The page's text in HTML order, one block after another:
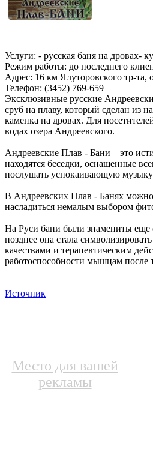
Услуги: - русская баня на дровах-
Режим работы: до последнего
Адрес: 16 км Ялуторовского тр-та,
Телефон: (3452) 769-659
Эксклюзивные русские
сруб на плаву, который сделан из
каменка на дровах. Для
водах озера Андреевского.
Андреевские Плав - Бани – это
находятся беседки, оснащенные
послушать успокаивающую
В Андреевских Плав - Банях можно
насладиться немалым выбором
На Руси бани были знамениты еще
позднее она стала
качествами и терапевтическим
работоспособности мышцам после
Источник
Место для вашей
рекламы